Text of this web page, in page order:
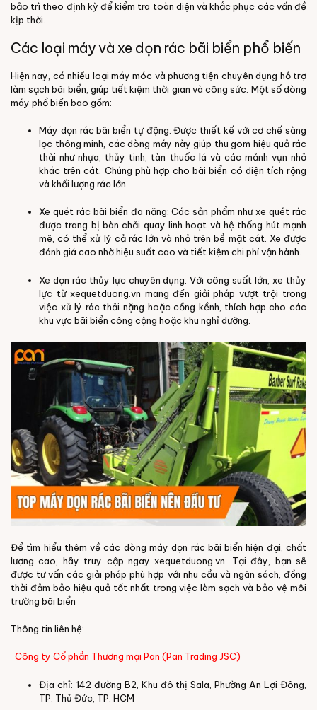
bảo trì theo định kỳ để kiểm tra toàn diện và khắc phục các vấn đề
kịp thời.
Các loại máy và xe dọn rác bãi biển phổ biến
Hiện nay, có nhiều loại máy móc và phương tiện chuyên dụng hỗ trợ
làm sạch bãi biển, giúp tiết kiệm thời gian và công sức. Một số dòng
máy phổ biến bao gồm:
Máy dọn rác bãi biển tự động: Được thiết kế với cơ chế sàng
lọc thông minh, các dòng máy này giúp thu gom hiệu quả rác
thải như nhựa, thủy tinh, tàn thuốc lá và các mảnh vụn nhỏ
khác trên cát. Chúng phù hợp cho bãi biển có diện tích rộng
và khối lượng rác lớn.
Xe quét rác bãi biển đa năng: Các sản phẩm như xe quét rác
được trang bị bàn chải quay linh hoạt và hệ thống hút mạnh
mẽ, có thể xử lý cả rác lớn và nhỏ trên bề mặt cát. Xe được
đánh giá cao nhờ hiệu suất cao và tiết kiệm chi phí vận hành.
Xe dọn rác thủy lực chuyên dụng: Với công suất lớn, xe thủy
lực từ xequetduong.vn mang đến giải pháp vượt trội trong
việc xử lý rác thải nặng hoặc cồng kềnh, thích hợp cho các
khu vực bãi biển công cộng hoặc khu nghỉ dưỡng.
Để tìm hiểu thêm về các dòng máy dọn rác bãi biển hiện đại, chất
lượng cao, hãy truy cập ngay xequetduong.vn . Tại đây, bạn sẽ
được tư vấn các giải pháp phù hợp với nhu cầu và ngân sách, đồng
thời đảm bảo hiệu quả tốt nhất trong việc làm sạch và bảo vệ môi
trường bãi biển
Thông tin liên hệ:
Công ty Cổ phần Thương mại Pan (Pan Trading JSC)
Địa chỉ: 142 đường B2, Khu đô thị Sala, Phường An Lợi Đông,
TP. Thủ Đức, TP. HCM